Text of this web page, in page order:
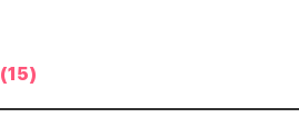
(15)